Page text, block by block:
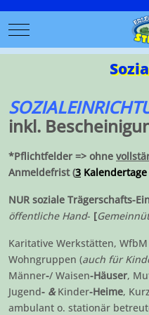
Mobile Menu Toggle
inkl.
*Pflichtfelder => ohne
Anmeldefrist (3
NUR soziale Trägerschafts-
öffentliche Hand- [
Karitative Werkstätten,
Wohngruppen (auch für
Männer-/ Waisen-Häuser,
Jugend- &Kinder-Heime,
ambulant o. stationär